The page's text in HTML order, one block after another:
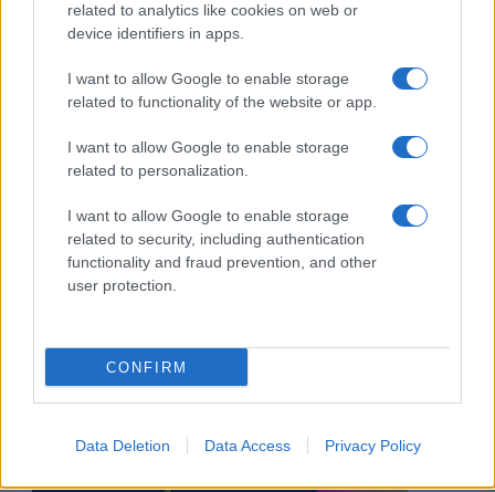
related to analytics like cookies on web or
device identifiers in apps.
I want to allow Google to enable storage
related to functionality of the website or app.
I want to allow Google to enable storage
related to personalization.
I want to allow Google to enable storage
related to security, including authentication
functionality and fraud prevention, and other
user protection.
CONFIRM
Data Deletion Data Access Privacy Policy